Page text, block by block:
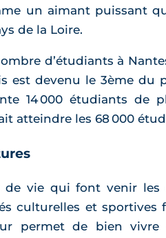
un aimant puissant
de la Loire.
d’étudiants à
est devenu le 3ème du
14 000 étudiants de
atteindre les 68 000
de vie qui font venir
culturelles et sportives
permet de bien